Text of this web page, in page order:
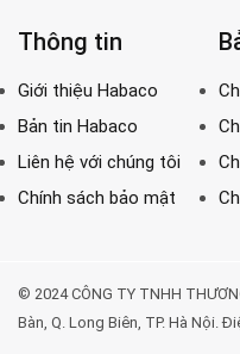
Thông tin
© 2024 CÔNG TY TNHH
Bàn, Q. Long Biên, TP. Hà Nội.